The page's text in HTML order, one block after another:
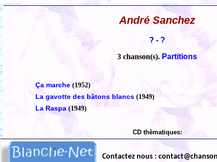
André Sanchez
? - ?
3 chanson(s). Partitions
Ça marche (1952)
La gavotte des bâtons blancs (1949)
La Raspa (1949)
CD thèmatiques:
Contactez nous :